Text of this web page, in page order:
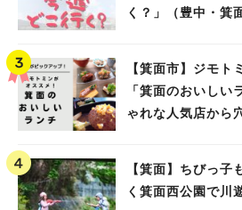
く？」（豊中・箕
【箕面市】ジモト
「箕面のおいし
ゃれな人気店から
【箕面】ちびっ子
く箕面西公園で川